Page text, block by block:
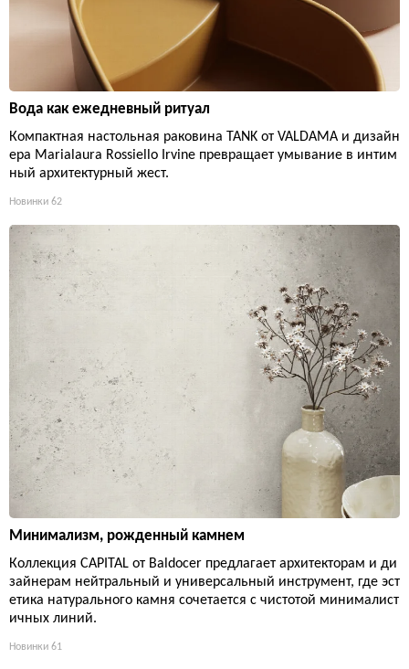
Вода как ежедневный ритуал
Компактная настольная раковина TANK от VALDAMA и дизайн
ера Marialaura Rossiello Irvine превращает умывание в интим
ный архитектурный жест.
Новинки 62
Минимализм, рожденный камнем
Коллекция CAPITAL от Baldocer предлагает архитекторам и ди
зайнерам нейтральный и универсальный инструмент, где эст
етика натурального камня сочетается с чистотой минималист
ичных линий.
Новинки 61